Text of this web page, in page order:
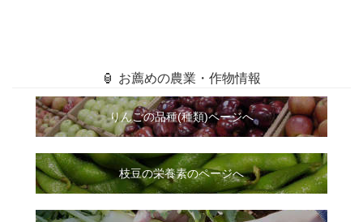
🏮 お薦めの農業・作物情報
りんごの品種(種類)ページへ
枝豆の栄養素のページへ